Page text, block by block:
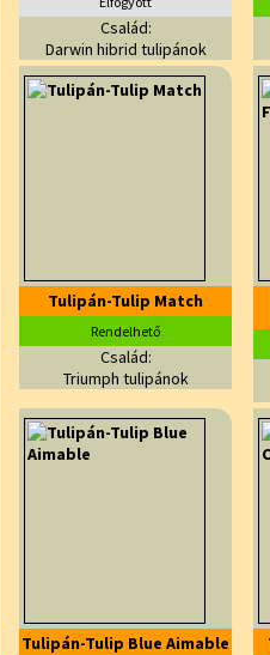
Család:
Darwin hibrid tulipánok
Tulipán-Tulip Match
Rendelhető
Család:
Triumph tulipánok
Tulipán-Tulip Blue Aimable